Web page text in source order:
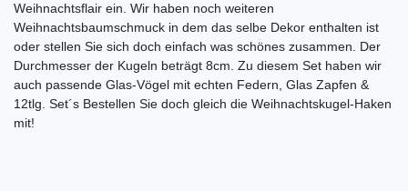
Weihnachtsflair ein. Wir haben noch weiteren
Weihnachtsbaumschmuck in dem das selbe Dekor enthalten ist
oder stellen Sie sich doch einfach was schönes zusammen. Der
Durchmesser der Kugeln beträgt 8cm. Zu diesem Set haben wir
auch passende Glas-Vögel mit echten Federn, Glas Zapfen &
12tlg. Set´s Bestellen Sie doch gleich die Weihnachtskugel-Haken
mit!